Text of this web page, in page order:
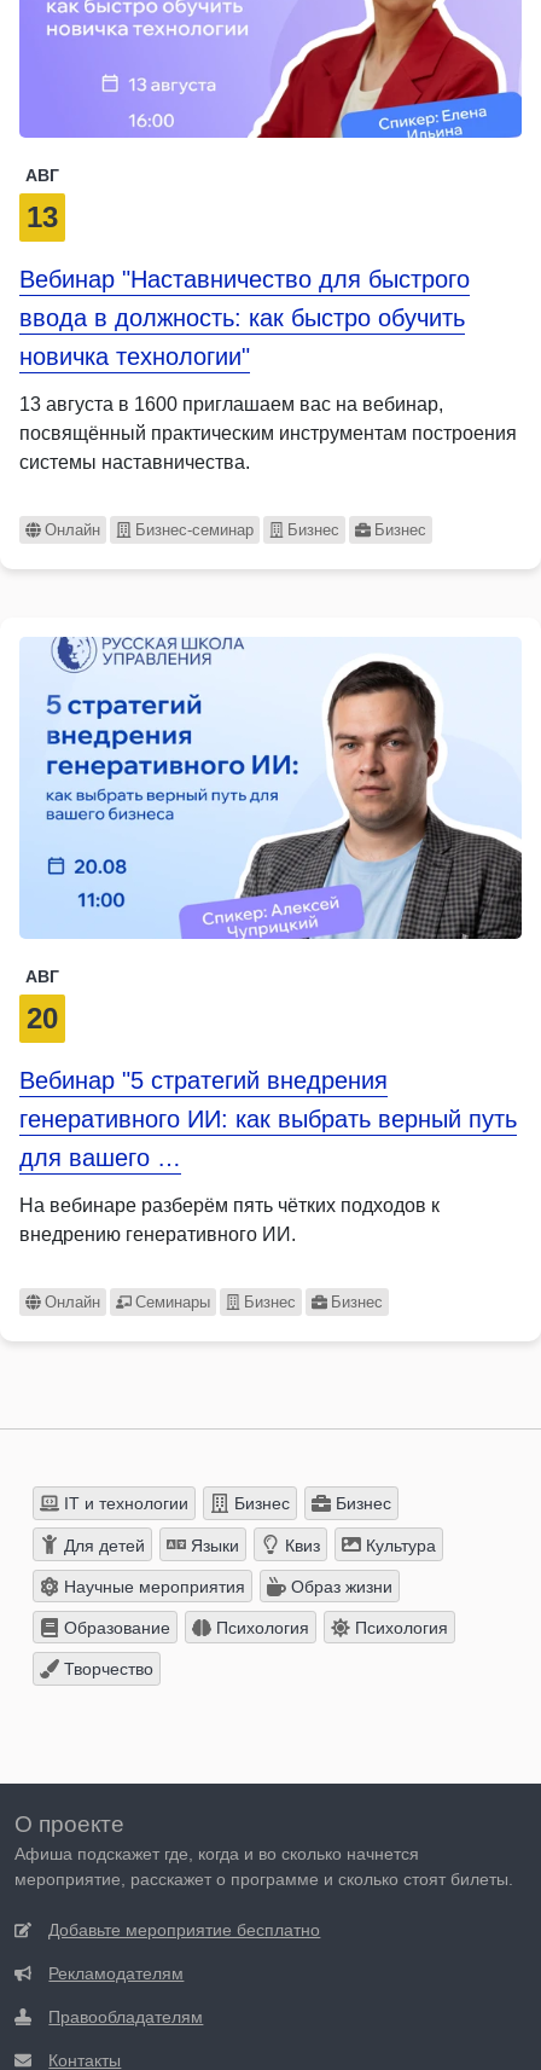
АВГ
13
Вебинар "Наставничество для быстрого
ввода в должность: как быстро обучить
новичка технологии"
13 августа в 1600 приглашаем вас на вебинар,
посвящённый практическим инструментам построения
системы наставничества.
Онлайн Бизнес-семинар Бизнес Бизнес
АВГ
20
Вебинар "5 стратегий внедрения
генеративного ИИ: как выбрать верный путь
для вашего …
На вебинаре разберём пять чётких подходов к
внедрению генеративного ИИ.
Онлайн Семинары Бизнес Бизнес
IT и технологии Бизнес Бизнес
Для детей Языки Квиз Культура
Научные мероприятия Образ жизни
Образование Психология Психология
Творчество
О проекте
Афиша подскажет где, когда и во сколько начнется
мероприятие, расскажет о программе и сколько стоят билеты.
Добавьте мероприятие бесплатно
Рекламодателям
Правообладателям
Контакты